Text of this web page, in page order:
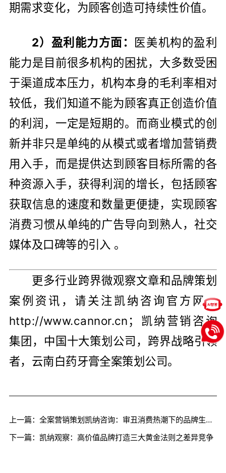
期需求变化，为顾客创造可持续性价值。
2）盈利能力方面： 医美机构的盈利
能力是目前很多机构的困扰，大多数受困
于渠道成本压力，机构本身的毛利率相对
较低，我们知道不能为顾客真正创造价值
的利润，一定是短期的。而商业模式的创
新并非只是单纯的从模式或者增加营销费
用入手，而是提供达到顾客目标所需的各
种资源入手，获得利润的增长，包括顾客
获取信息的速度和数量更便捷，实现顾客
消费习惯从单纯的广告导向到熟人，社交
媒体及口碑等的引入 。
更多行业跨界微观察文章和品牌策划
案例资讯，请关注凯纳咨询官方网站
http://www.cannor.cn ；
凯纳营销咨询
集团，中国十大策划公司，跨界战略引领
者，云南白药牙膏全案策划公司。
上一篇：全案营销策划凯纳咨询：审丑消费热潮下的品牌生存法则
下一篇：凯纳观察：高价值品牌打造三大黄金法则之差异竞争